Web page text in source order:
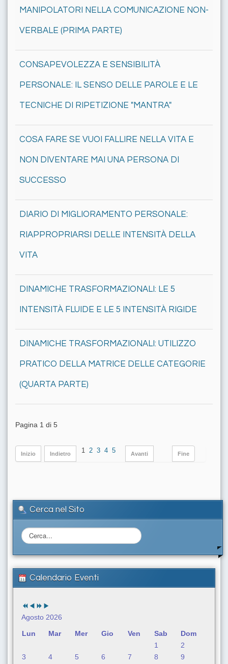
MANIPOLATORI NELLA COMUNICAZIONE NON-
VERBALE (PRIMA PARTE)
CONSAPEVOLEZZA E SENSIBILITÀ
PERSONALE: IL SENSO DELLE PAROLE E LE
TECNICHE DI RIPETIZIONE "MANTRA"
COSA FARE SE VUOI FALLIRE NELLA VITA E
NON DIVENTARE MAI UNA PERSONA DI
SUCCESSO
DIARIO DI MIGLIORAMENTO PERSONALE:
RIAPPROPRIARSI DELLE INTENSITÀ DELLA
VITA
DINAMICHE TRASFORMAZIONALI: LE 5
INTENSITÀ FLUIDE E LE 5 INTENSITÀ RIGIDE
DINAMICHE TRASFORMAZIONALI: UTILIZZO
PRATICO DELLA MATRICE DELLE CATEGORIE
(QUARTA PARTE)
Pagina 1 di 5
Inizio Indietro 1 2 3 4 5 Avanti Fine
Cerca nel Sito
C
e
r
a
.
.
Calendario Eventi
Agosto 2026
Lun
Mar Mer Gio Ven Sab
Dom
1
2
3
4 5 6 7 8
9